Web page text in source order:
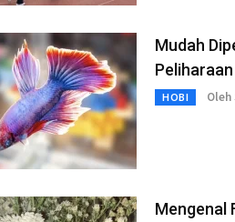
Mudah
HOBI Oleh
Mengenal